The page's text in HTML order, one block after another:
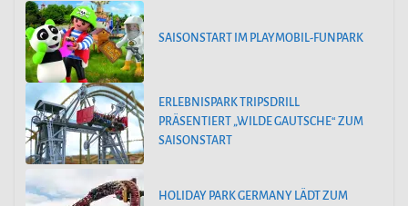
SAISONSTART IM PLAYMOBIL-FUNPARK
ERLEBNISPARK TRIPSDRILL
PRÄSENTIERT „WILDE GAUTSCHE“ ZUM
SAISONSTART
HOLIDAY PARK GERMANY LÄDT ZUM